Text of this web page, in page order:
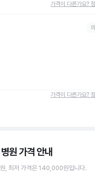
가격이 다른가요?
가격이 다른가요?
원가격 안내
, 최저 가격은 140,000원입니다.